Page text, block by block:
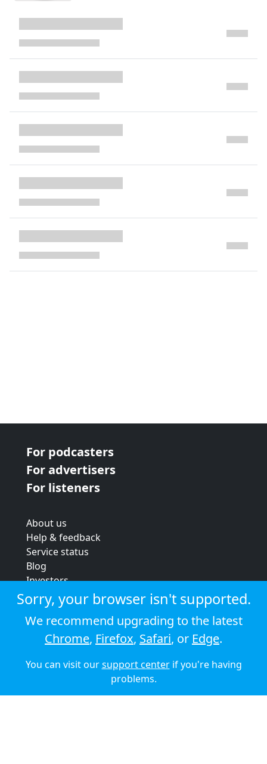
For podcasters
For advertisers
For listeners
About us
Help & feedback
Service status
Blog
Investors
Strategic review
Terms & conditions
Privacy policy
Cookie policy
© 2026 Audioboom
Sorry, your browser isn't supported.
We recommend upgrading to the latest
Chrome, Firefox, Safari, or Edge.
You can visit oursupport centerif you're having
problems.